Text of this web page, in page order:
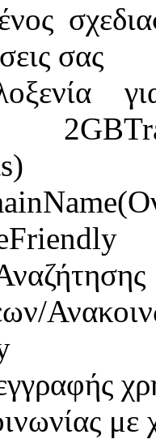
σας
2GB
)
Name
Friendly
με